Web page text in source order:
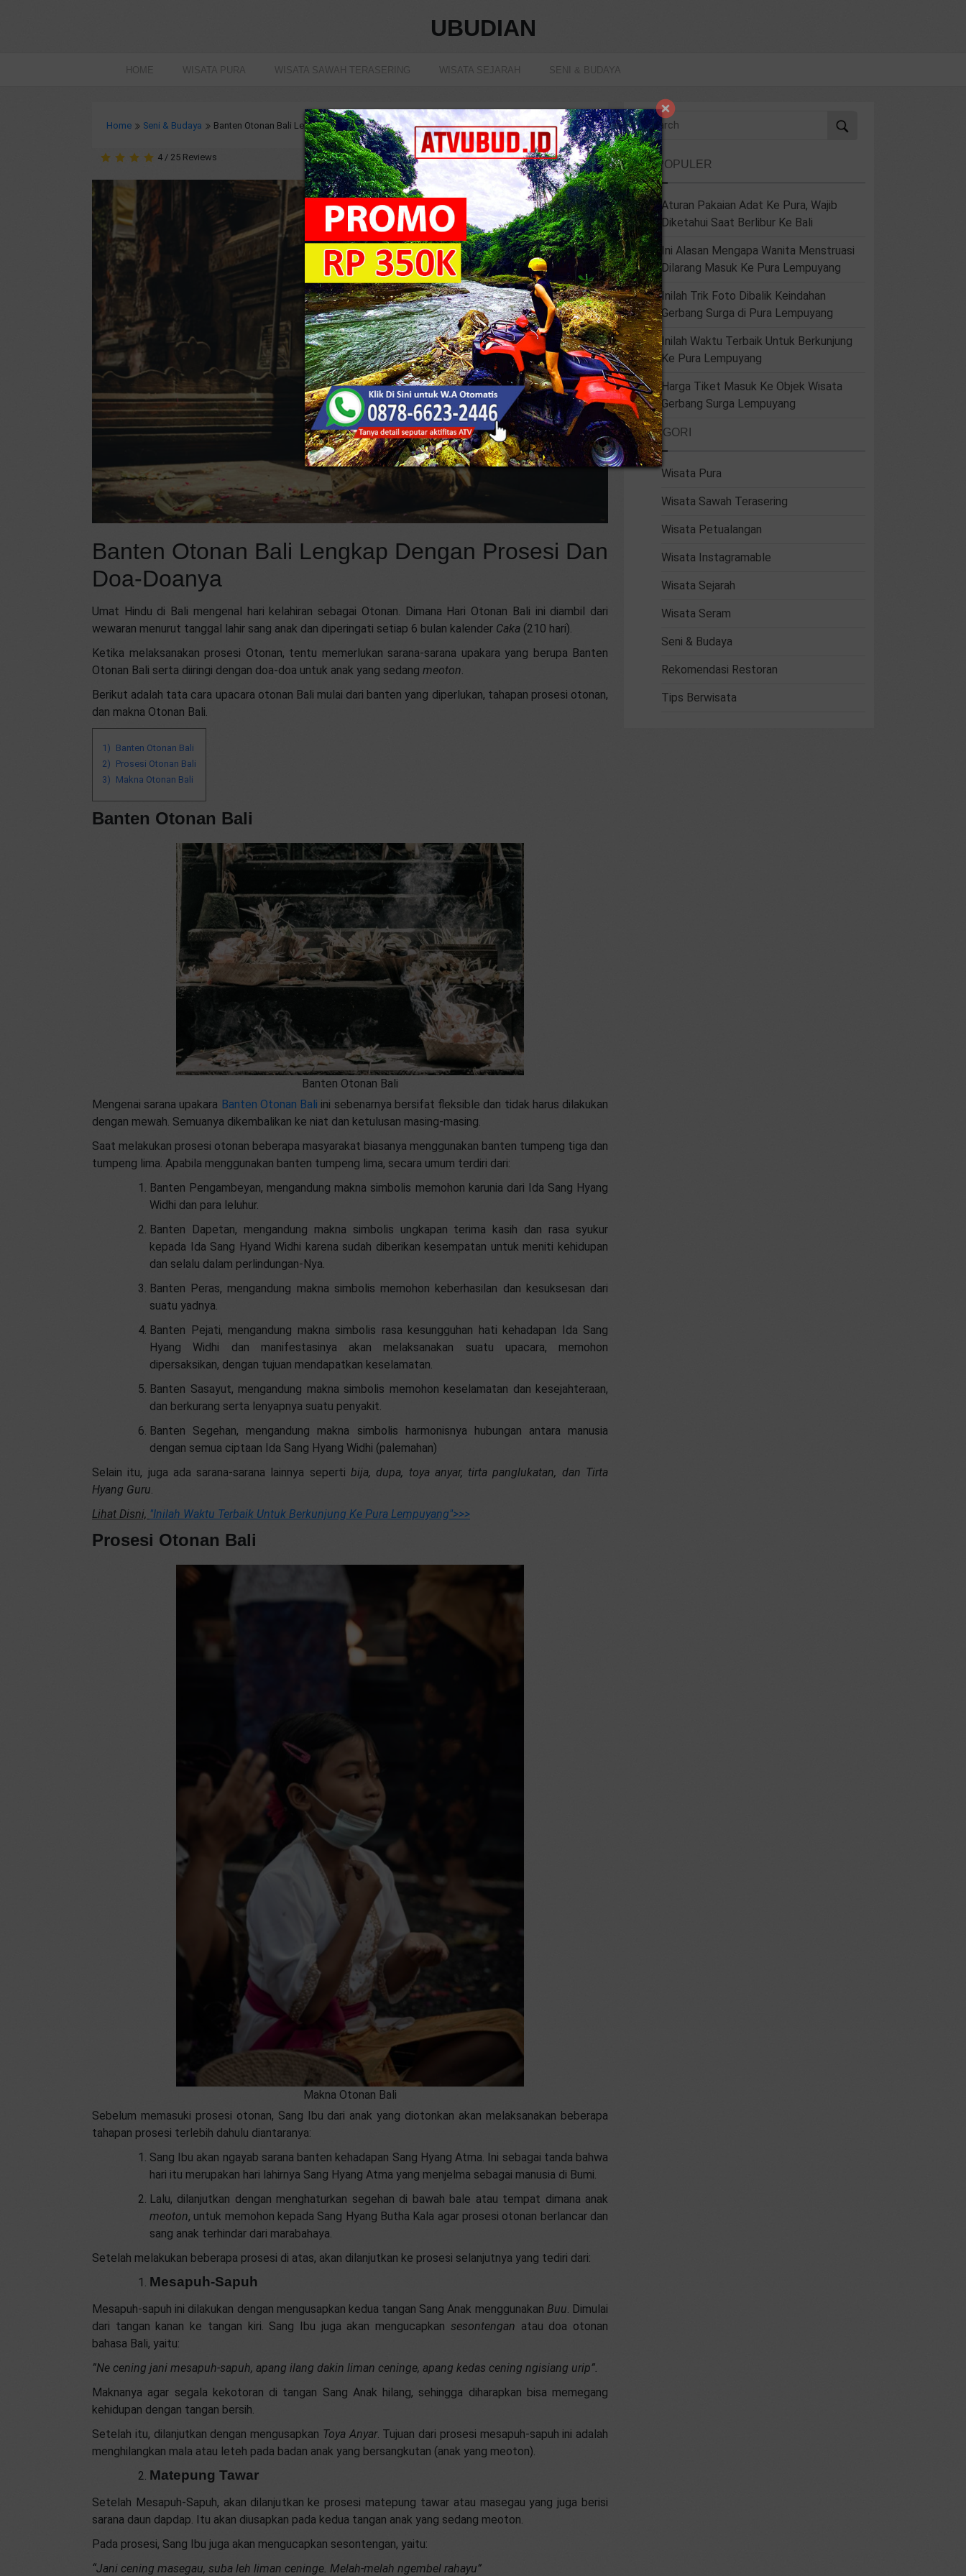
UBUDIAN
HOME WISATA PURA WISATA SAWAH TERASERING WISATA SEJARAH SENI & BUDAYA
Home Seni & Budaya Banten Otonan Bali Lengkap Dengan Prosesi Dan Doa-Doanya
4 / 25 Reviews 223207 view
Banten Otonan Bali Lengkap Dengan Prosesi Dan
Doa-Doanya
Umat Hindu di Bali mengenal hari kelahiran sebagai Otonan. Dimana Hari Otonan Bali ini diambil dari
wewaran menurut tanggal lahir sang anak dan diperingati setiap 6 bulan kalender Caka (210 hari).
Ketika melaksanakan prosesi Otonan, tentu memerlukan sarana-sarana upakara yang berupa Banten
Otonan Bali serta diiringi dengan doa-doa untuk anak yang sedang meoton.
Berikut adalah tata cara upacara otonan Bali mulai dari banten yang diperlukan, tahapan prosesi otonan,
dan makna Otonan Bali.
Banten Otonan Bali
Prosesi Otonan Bali
Makna Otonan Bali
Banten Otonan Bali
Banten Otonan Bali
Mengenai sarana upakara Banten Otonan Bali ini sebenarnya bersifat fleksible dan tidak harus dilakukan
dengan mewah. Semuanya dikembalikan ke niat dan ketulusan masing-masing.
Saat melakukan prosesi otonan beberapa masyarakat biasanya menggunakan banten tumpeng tiga dan
tumpeng lima. Apabila menggunakan banten tumpeng lima, secara umum terdiri dari:
Banten Pengambeyan, mengandung makna simbolis memohon karunia dari Ida Sang Hyang
Widhi dan para leluhur.
Banten Dapetan, mengandung makna simbolis ungkapan terima kasih dan rasa syukur
kepada Ida Sang Hyand Widhi karena sudah diberikan kesempatan untuk meniti kehidupan
dan selalu dalam perlindungan-Nya.
Banten Peras, mengandung makna simbolis memohon keberhasilan dan kesuksesan dari
suatu yadnya.
Banten Pejati, mengandung makna simbolis rasa kesungguhan hati kehadapan Ida Sang
Hyang Widhi dan manifestasinya akan melaksanakan suatu upacara, memohon
dipersaksikan, dengan tujuan mendapatkan keselamatan.
Banten Sasayut, mengandung makna simbolis memohon keselamatan dan kesejahteraan,
dan berkurang serta lenyapnya suatu penyakit.
Banten Segehan, mengandung makna simbolis harmonisnya hubungan antara manusia
dengan semua ciptaan Ida Sang Hyang Widhi (palemahan)
Selain itu, juga ada sarana-sarana lainnya seperti bija, dupa, toya anyar, tirta panglukatan, dan Tirta
Hyang Guru
Lihat Disni, "Inilah Waktu Terbaik Untuk Berkunjung Ke Pura Lempuyang">>>
Prosesi Otonan Bali
Makna Otonan Bali
Sebelum memasuki prosesi otonan, Sang Ibu dari anak yang diotonkan akan melaksanakan beberapa
tahapan prosesi terlebih dahulu diantaranya:
Sang Ibu akan ngayab sarana banten kehadapan Sang Hyang Atma. Ini sebagai tanda bahwa
hari itu merupakan hari lahirnya Sang Hyang Atma yang menjelma sebagai manusia di Bumi.
Lalu, dilanjutkan dengan menghaturkan segehan di bawah bale atau tempat dimana anak
meoton, untuk memohon kepada Sang Hyang Butha Kala agar prosesi otonan berlancar dan
sang anak terhindar dari marabahaya.
Setelah melakukan beberapa prosesi di atas, akan dilanjutkan ke prosesi selanjutnya yang tediri dari:
Mesapuh-Sapuh
Mesapuh-sapuh ini dilakukan dengan mengusapkan kedua tangan Sang Anak menggunakan Buu. Dimulai
dari tangan kanan ke tangan kiri. Sang Ibu juga akan mengucapkan sesontengan atau doa otonan
bahasa Bali, yaitu:
”Ne cening jani mesapuh-sapuh, apang ilang dakin liman ceninge, apang kedas cening ngisiang urip”.
Maknanya agar segala kekotoran di tangan Sang Anak hilang, sehingga diharapkan bisa memegang
kehidupan dengan tangan bersih.
Setelah itu, dilanjutkan dengan mengusapkan Toya Anyar. Tujuan dari prosesi mesapuh-sapuh ini adalah
menghilangkan mala atau leteh pada badan anak yang bersangkutan (anak yang meoton).
Matepung Tawar
Setelah Mesapuh-Sapuh, akan dilanjutkan ke prosesi matepung tawar atau masegau yang juga berisi
sarana daun dapdap. Itu akan diusapkan pada kedua tangan anak yang sedang meoton.
Pada prosesi, Sang Ibu juga akan mengucapkan sesontengan, yaitu:
“Jani cening masegau, suba leh liman ceninge. Melah-melah ngembel rahayu”
TERPOPULER
Aturan Pakaian Adat Ke Pura, Wajib
Diketahui Saat Berlibur Ke Bali
Ini Alasan Mengapa Wanita Menstruasi
Dilarang Masuk Ke Pura Lempuyang
Inilah Trik Foto Dibalik Keindahan
Gerbang Surga di Pura Lempuyang
Inilah Waktu Terbaik Untuk Berkunjung
Ke Pura Lempuyang
Harga Tiket Masuk Ke Objek Wisata
Gerbang Surga Lempuyang
KATEGORI
Wisata Pura
Wisata Sawah Terasering
Wisata Petualangan
Wisata Instagramable
Wisata Sejarah
Wisata Seram
Seni & Budaya
Rekomendasi Restoran
Tips Berwisata